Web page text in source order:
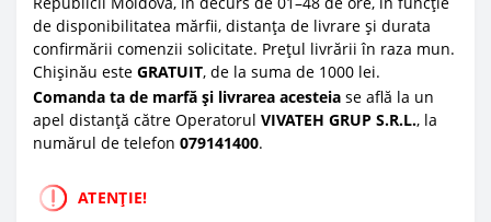
de disponibilitatea mărfii, distanța de livrare și durata
confirmării comenzii solicitate. Prețul livrării în raza mun.
Chișinău este GRATUIT, de la suma de 1000 lei.
Comanda ta de marfă și livrarea acesteia se află la un
apel distanță către Operatorul VIVATEH GRUP S.R.L., la
numărul de telefon 079141400.
ATENȚIE!